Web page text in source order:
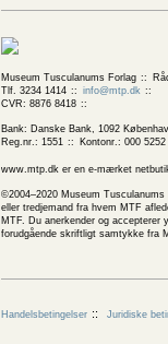
Museum Tusculanums Forlag
Tlf. 3234 1414
info@mtp.dk
CVR: 8876 8418
Bank: Danske Bank, 1092
Reg.nr.: 1551
Kontonr.: 000 5252
www.mtp.dk er en e-mærket
©2004–2020 Museum
eller tredjemand fra hvem MTF
MTF. Du anerkender og
forudgående skriftligt samtykke fra
Handelsbetingelser Juridiske